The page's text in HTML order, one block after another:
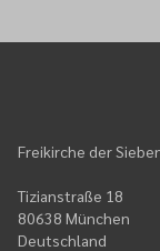
Freikirche der
Tizianstraße 18
80638 München
Deutschland